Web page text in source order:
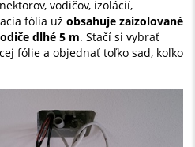
vodičov, izolácií,
fólia už obsahuje zaizolované
dlhé 5 m. Stačí si vybrať
fólie a objednať toľko sad, koľko